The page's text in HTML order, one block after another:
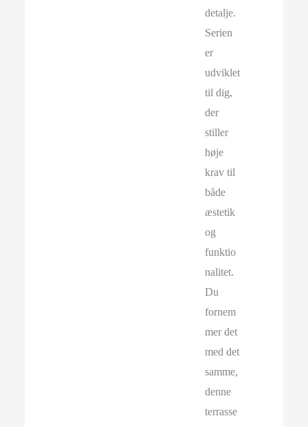
detalje.
Serien
er
udviklet
til dig,
der
stiller
høje
krav til
både
æstetik
og
funktio
nalitet.
Du
fornem
mer det
med det
samme,
denne
terrasse